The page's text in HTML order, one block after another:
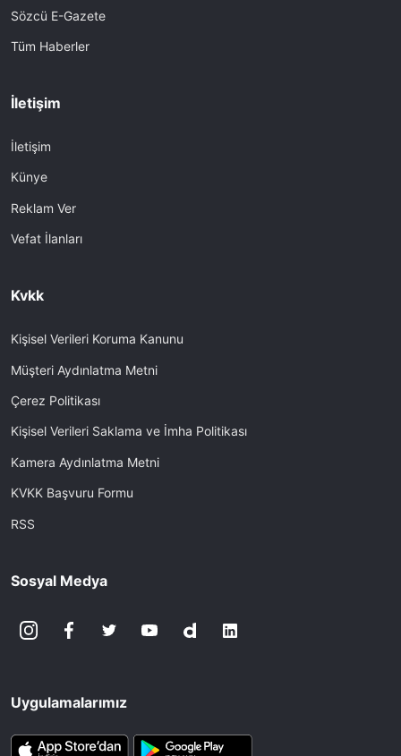
Sözcü E-Gazete
Tüm Haberler
İletişim
İletişim
Künye
Reklam Ver
Vefat İlanları
Kvkk
Kişisel Verileri Koruma Kanunu
Müşteri Aydınlatma Metni
Çerez Politikası
Kişisel Verileri Saklama ve İmha Politikası
Kamera Aydınlatma Metni
KVKK Başvuru Formu
RSS
Sosyal Medya
Uygulamalarımız